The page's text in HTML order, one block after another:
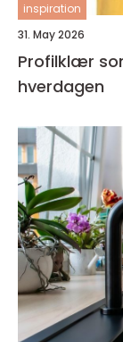
inspiration
31. May 2026
Profilklær
hverdagen